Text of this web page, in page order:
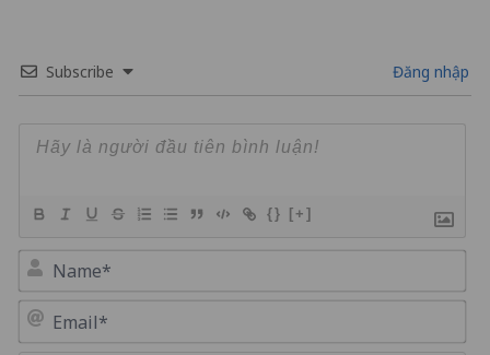
Subscribe Đăng nhập
{} [+]